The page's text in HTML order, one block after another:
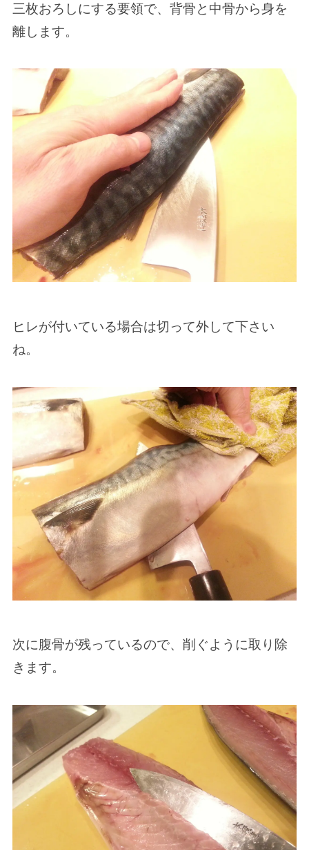
三枚おろしにする要領で、背骨と中骨から身を
離します。
ヒレが付いている場合は切って外して下さい
ね。
次に腹骨が残っているので、削ぐように取り除
きます。